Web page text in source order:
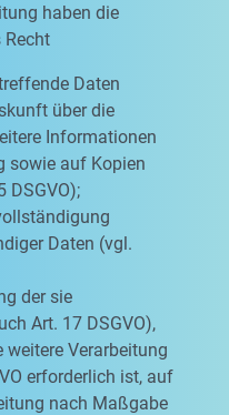
haben die
Recht
Daten
über die
Informationen
sowie auf Kopien
DSGVO);
Daten (vgl.
der sie
Art. 17 DSGVO),
weitere Verarbeitung
erforderlich ist, auf
nach Maßgabe